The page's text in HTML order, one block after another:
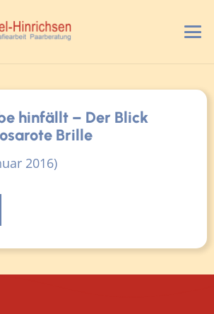
hinfällt – Der Blick
Brille
2016)